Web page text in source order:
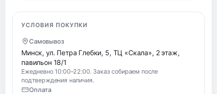
УСЛОВИЯ ПОКУПКИ
Самовывоз
Минск, ул. Петра Глебки, 5, ТЦ «Скала», 2 этаж,
павильон 18/1
Ежедневно 10:00–22:00. Заказ собираем после
подтверждения наличия.
Оплата